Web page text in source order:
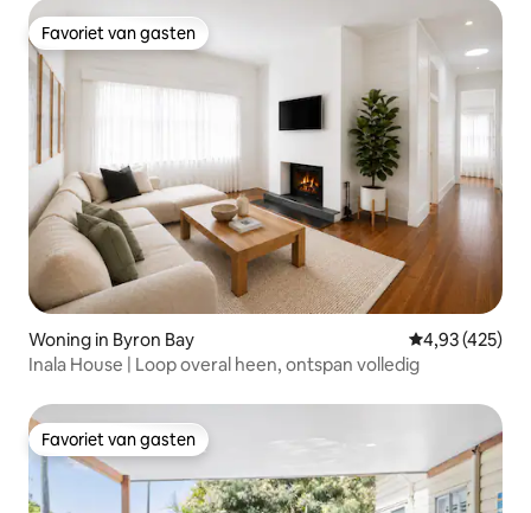
Favoriet van gasten
Favoriet van gasten
Woning in Byron Bay Gemiddelde
4,93 (425)
Inala House | Loop overal heen, ontspan volledig
Favoriet van gasten
Favoriet van gasten